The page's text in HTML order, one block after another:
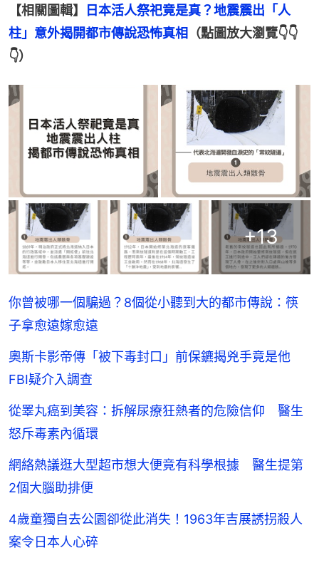
【相關圖輯】
日本活人祭祀竟是真？地震震出「人
柱」意外揭開都市傳說恐怖真相 （點圖放大瀏覽👇👇
👇）
+13
你曾被哪一個騙過？8個從小聽到大的都市傳說：筷
子拿愈遠嫁愈遠
奧斯卡影帝傳「被下毒封口」前保鑣揭兇手竟是他
FBI疑介入調查
從睪丸癌到美容：拆解尿療狂熱者的危險信仰 醫生
怒斥毒素內循環
網絡熱議逛大型超市想大便竟有科學根據 醫生提第
2個大腦助排便
4歲童獨自去公園卻從此消失！1963年吉展誘拐殺人
案令日本人心碎